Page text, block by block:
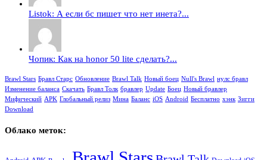
Listok: А если бс пишет что нет инета?...
Чопик: Как на honor 50 lite сделать?...
Brawl Stars Бравл Старс Обновление Brawl Talk Новый боец Null's Brawl нулс бравл
Изменение баланса Скачать Бравл Толк бравлер Update Боец Новый бравлер
Мифический APK Глобальный релиз Мина Баланс iOS Android Бесплатно хэнк Зигги
Download
Облако меток: